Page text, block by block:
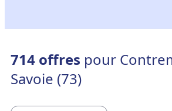
714 offres pour
Savoie (73)